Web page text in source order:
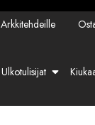
Arkkitehdeille
Ulkotulisijat